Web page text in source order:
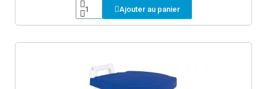
Ajouter au panier